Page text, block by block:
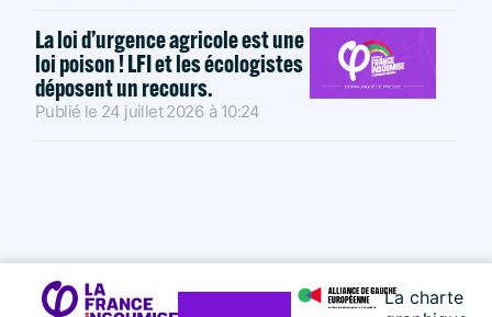
La loi d’urgence agricole est une
loi poison ! LFI et les écologistes
déposent un recours.
Publié le 24 juillet 2026 à 10:24
La charte